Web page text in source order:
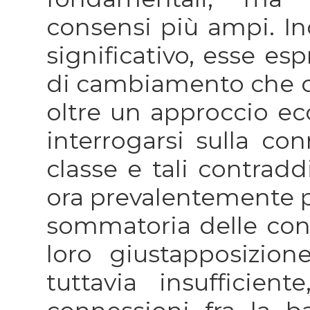
consensi più ampi.
significativo, esse
di cambiamento che
oltre un approccio
interrogarsi sulla
classe e tali
ora prevalentemente
sommatoria delle
loro
tuttavia